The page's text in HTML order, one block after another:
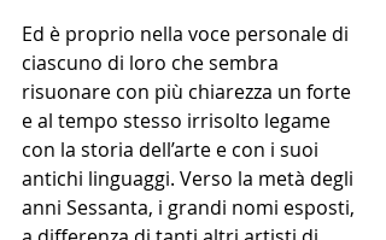
Ed è proprio nella voce personale di
ciascuno di loro che sembra
risuonare con più chiarezza un forte
e al tempo stesso irrisolto legame
con la storia dell’arte e con i suoi
antichi linguaggi. Verso la metà degli
anni Sessanta, i grandi nomi esposti,